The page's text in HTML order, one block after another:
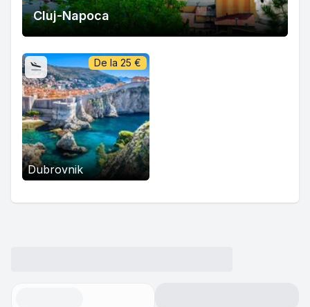
Cluj-Napoca
Dubrovnik
De la 25 €